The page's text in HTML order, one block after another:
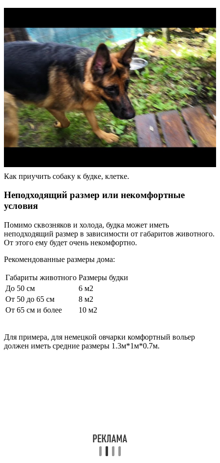
Как приучить собаку к будке, клетке.
Неподходящий размер или некомфортные
условия
Помимо сквозняков и холода, будка может иметь
неподходящий размер в зависимости от габаритов животного.
От этого ему будет очень некомфортно.
Рекомендованные размеры дома:
Габариты животного Размеры будки
До 50 см
6 м2
От 50 до 65 см
8 м2
От 65 см и более
10 м2
Для примера, для немецкой овчарки комфортный вольер
должен иметь средние размеры 1.3м*1м*0.7м.